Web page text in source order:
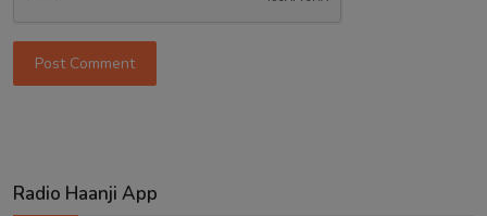
Post Comment
Radio Haanji App